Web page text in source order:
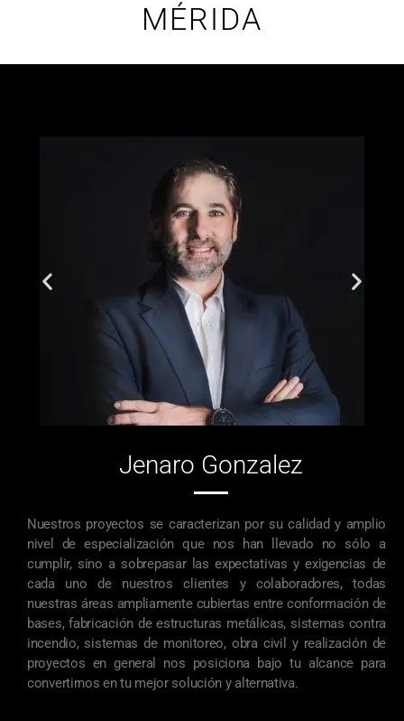
MÉRIDA
Jenaro Gonzalez
Nuestros proyectos se caracterizan por su calidad y amplio
nivel de especialización que nos han llevado no sólo a
cumplir, sino a sobrepasar las expectativas y exigencias de
cada uno de nuestros clientes y colaboradores, todas
nuestras áreas ampliamente cubiertas entre conformación de
bases, fabricación de estructuras metálicas, sistemas contra
incendio, sistemas de monitoreo, obra civil y realización de
proyectos en general nos posiciona bajo tu alcance para
convertirnos en tu mejor solución y alternativa.